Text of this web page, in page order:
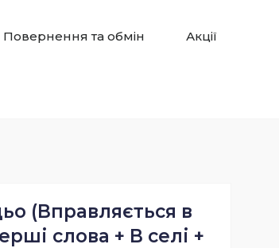
Повернення та обмін Акції
(Вправляється в
слова + В селі +